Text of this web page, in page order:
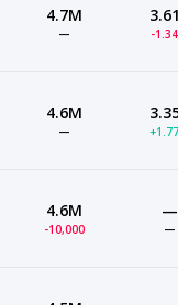
4.7M
— -
4.6M
—
4.6M
-10,000
—
—